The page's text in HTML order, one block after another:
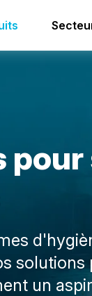
salles blanches
pour
solutions
un